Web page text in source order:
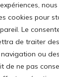
cookies pour
Le
de traiter
ou
de ne pas